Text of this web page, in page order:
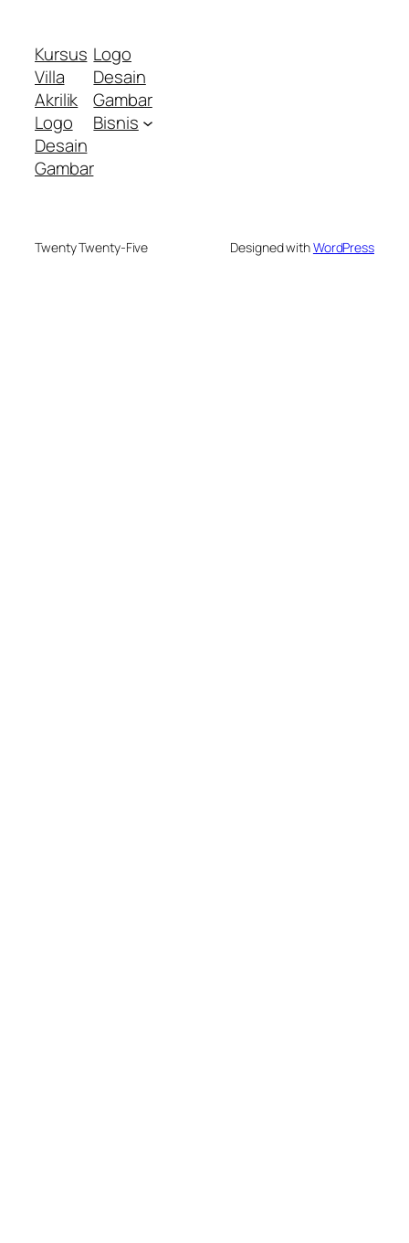
Kursus
Villa
Akrilik
Logo
Desain
Gambar
Logo
Desain
Gambar
Bisnis
Twenty Twenty-Five Designed withWordPress